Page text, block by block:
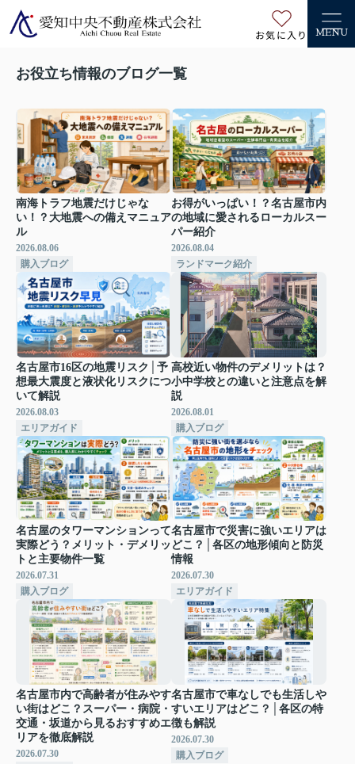
お気に入り MENU
お役立ち情報のブログ一覧
南海トラフ地震だけじゃな
い！？大地震への備えマニュア
ル
2026.08.06
購入ブログ
お得がいっぱい！？名古屋市内
の地域に愛されるローカルスー
パー紹介
2026.08.04
ランドマーク紹介
名古屋市16区の地震リスク│予
想最大震度と液状化リスクにつ
いて解説
2026.08.03
エリアガイド
高校近い物件のデメリットは？
小中学校との違いと注意点を解
説
2026.08.01
購入ブログ
名古屋のタワーマンションって
実際どう？メリット・デメリッ
トと主要物件一覧
2026.07.31
購入ブログ
名古屋市で災害に強いエリアは
どこ？│各区の地形傾向と防災
情報
2026.07.30
エリアガイド
名古屋市内で高齢者が住みやす
い街はどこ？スーパー・病院・
交通・坂道から見るおすすめエ
リアを徹底解説
2026.07.30
名古屋市で車なしでも生活しや
すいエリアはどこ？│各区の特
徴も解説
2026.07.30
購入ブログ